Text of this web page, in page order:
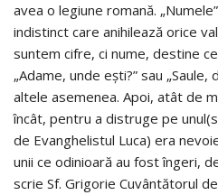
avea o legiune romană.
indistinct care anihilează orice
suntem cifre, ci nume, destine
„Adame, unde eşti?” sau „Saule,
altele asemenea. Apoi, atât de
încât, pentru a distruge pe
de Evanghelistul Luca) era
unii ce odinioară au fost îngeri,
scrie Sf. Grigorie Cuvântătorul